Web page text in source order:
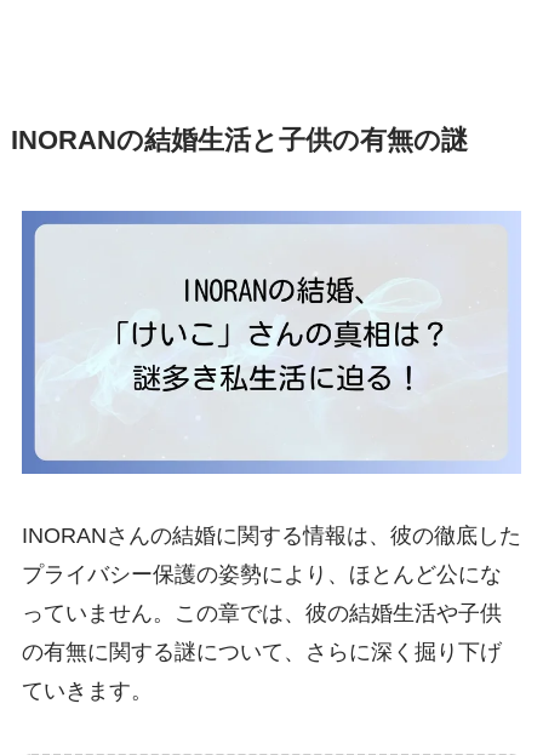
INORANの結婚生活と子供の有無の謎
INORANさんの結婚に関する情報は、彼の徹底した
プライバシー保護の姿勢により、ほとんど公にな
っていません。この章では、彼の結婚生活や子供
の有無に関する謎について、さらに深く掘り下げ
ていきます。